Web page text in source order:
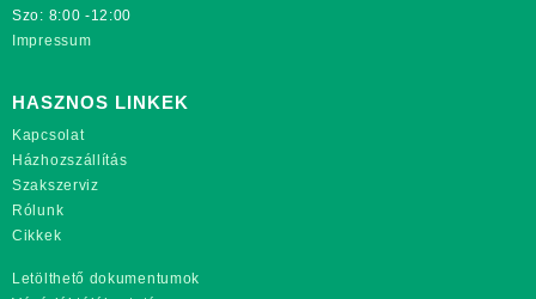
Szo: 8:00 -12:00
Impressum
HASZNOS LINKEK
Kapcsolat
Házhozszállítás
Szakszerviz
Rólunk
Cikkek
Letölthető dokumentumok